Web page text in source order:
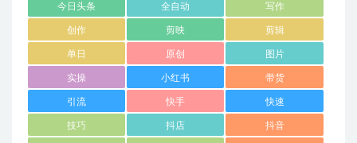
今日头条 全自动 写作
创作 剪映 剪辑
单日 原创 图片
实操 小红书 带货
引流 快手 快速
技巧 抖店 抖音